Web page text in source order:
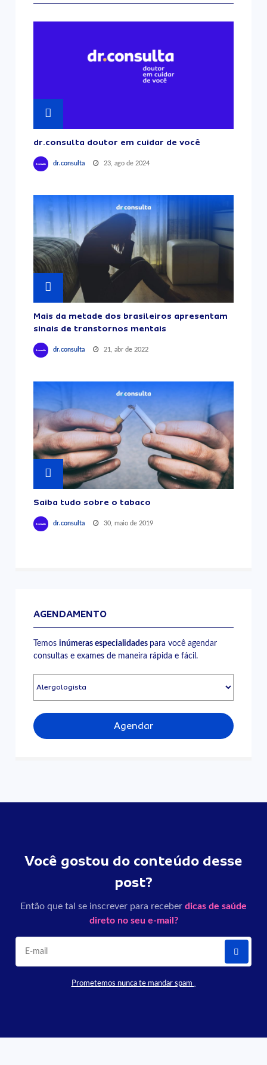
dr.consulta doutor em cuidar de você
dr.consulta 23, ago de 2024
Mais da metade dos brasileiros apresentam
sinais de transtornos mentais
dr.consulta 21, abr de 2022
Saiba tudo sobre o tabaco
dr.consulta 30, maio de 2019
AGENDAMENTO
Temosinúmeras especialidades para você agendar
consultas e exames de maneira rápida e fácil.
Agendar
Você gostou do conteúdo desse
post?
Então que tal se inscrever para receber dicas de saúde
direto no seu e-mail?
Prometemos nunca te mandar spam